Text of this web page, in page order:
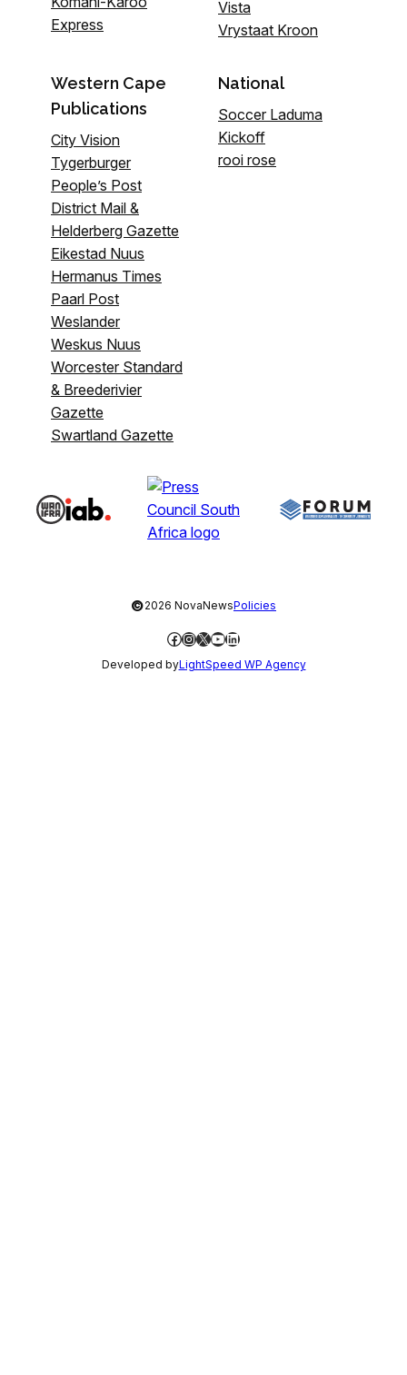
Express
Vista
Vrystaat Kroon
Western Cape
Publications
City Vision
Tygerburger
People’s Post
District Mail &
Helderberg Gazette
Eikestad Nuus
Hermanus Times
Paarl Post
Weslander
Weskus Nuus
Worcester Standard
& Breederivier
Gazette
Swartland Gazette
National
Soccer Laduma
Kickoff
rooi rose
©2026 NovaNewsPolicies
Facebook
Instagram
X YouTube
LinkedIn
Developed byLightSpeed WP Agency